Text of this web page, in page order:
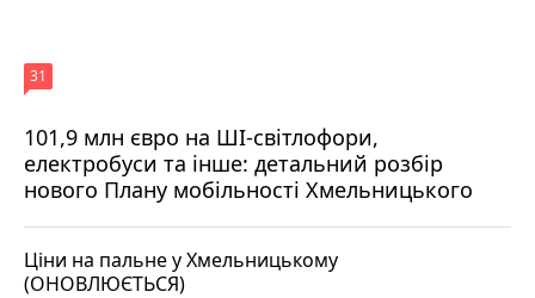
101,9 млн євро на ШІ-світлофори,
електробуси та інше: детальний розбір
нового Плану мобільності Хмельницького
31
Ціни на пальне у Хмельницькому
(ОНОВЛЮЄТЬСЯ)